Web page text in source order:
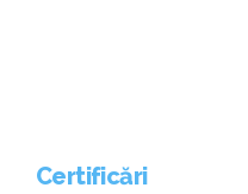
Certificări